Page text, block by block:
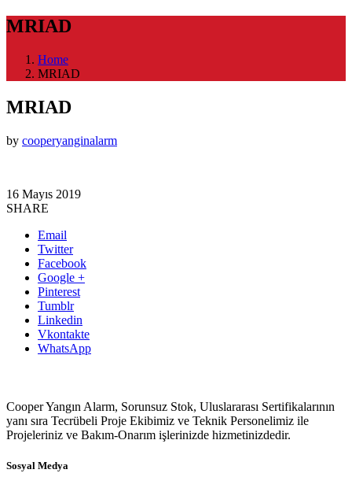
MRIAD
Home
MRIAD
MRIAD
by cooperyanginalarm
16 Mayıs 2019
SHARE
Email
Twitter
Facebook
Google +
Pinterest
Tumblr
Linkedin
Vkontakte
WhatsApp
Cooper Yangın Alarm, Sorunsuz Stok, Uluslararası Sertifikalarının
yanı sıra Tecrübeli Proje Ekibimiz ve Teknik Personelimiz ile
Projeleriniz ve Bakım-Onarım işlerinizde hizmetinizdedir.
Sosyal Medya